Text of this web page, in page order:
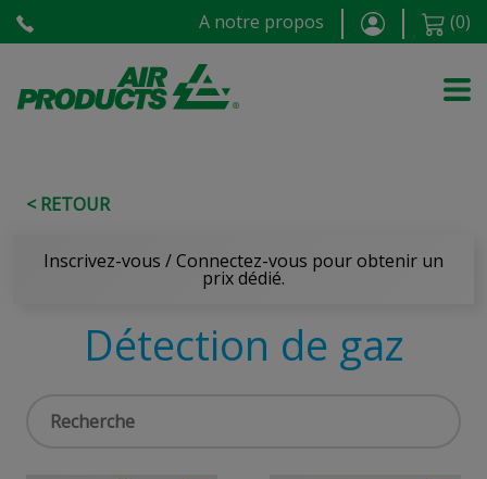
A notre propos (0)
< RETOUR
Inscrivez-vous / Connectez-vous pour obtenir un
prix dédié.
Détection de gaz